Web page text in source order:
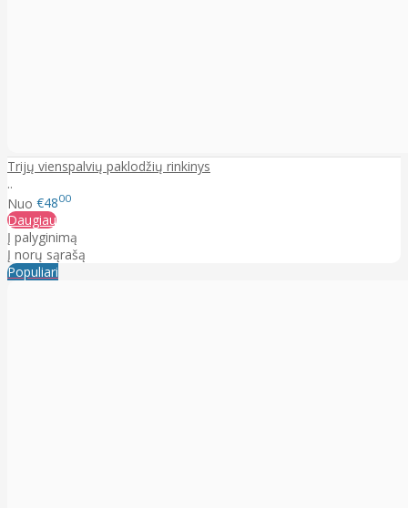
Trijų vienspalvių paklodžių rinkinys
..
Nuo €4800
Daugiau
Į palyginimą
Į norų sąrašą
Populiari